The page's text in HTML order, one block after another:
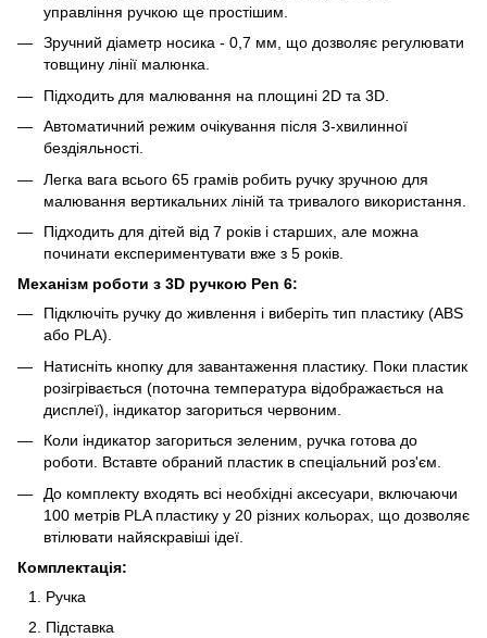
управління ручкою ще простішим.
Зручний діаметр носика - 0,7 мм, що дозволяє регулювати
товщину лінії малюнка.
Підходить для малювання на площині 2D та 3D.
Автоматичний режим очікування після 3-хвилинної
бездіяльності.
Легка вага всього 65 грамів робить ручку зручною для
малювання вертикальних ліній та тривалого використання.
Підходить для дітей від 7 років і старших, але можна
починати експериментувати вже з 5 років.
Механізм роботи з 3D ручкою Pen 6:
Підключіть ручку до живлення і виберіть тип пластику (ABS
або PLA).
Натисніть кнопку для завантаження пластику. Поки пластик
розігрівається (поточна температура відображається на
дисплеї), індикатор загориться червоним.
Коли індикатор загориться зеленим, ручка готова до
роботи. Вставте обраний пластик в спеціальний роз'єм.
До комплекту входять всі необхідні аксесуари, включаючи
100 метрів PLA пластику у 20 різних кольорах, що дозволяє
втілювати найяскравіші ідеї.
Комплектація:
Ручка
Підставка